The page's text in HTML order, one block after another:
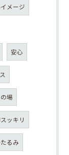
メージ
安心
場
ッキリ
るみ